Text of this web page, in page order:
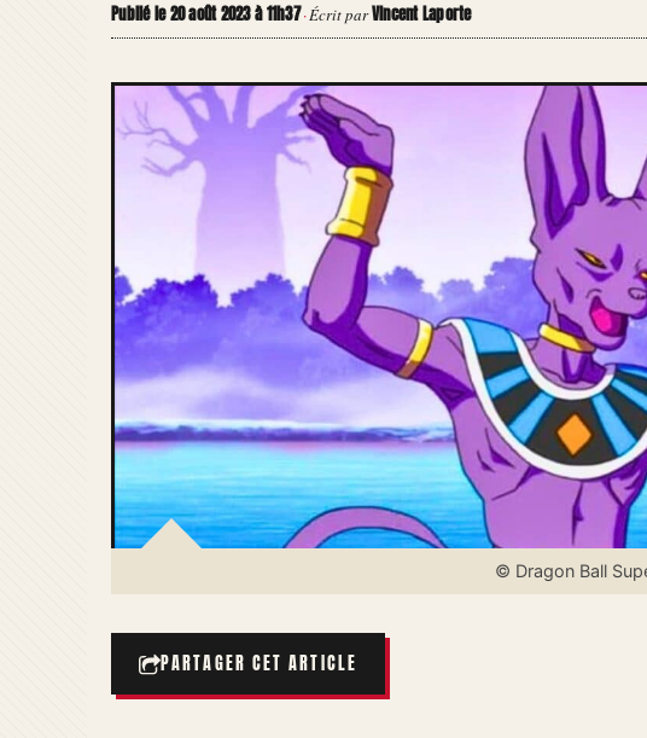
Publié le 20 août 2023 à 11h37·Écrit parVincent Laporte
© Dragon Ball
PARTAGER CET ARTICLE